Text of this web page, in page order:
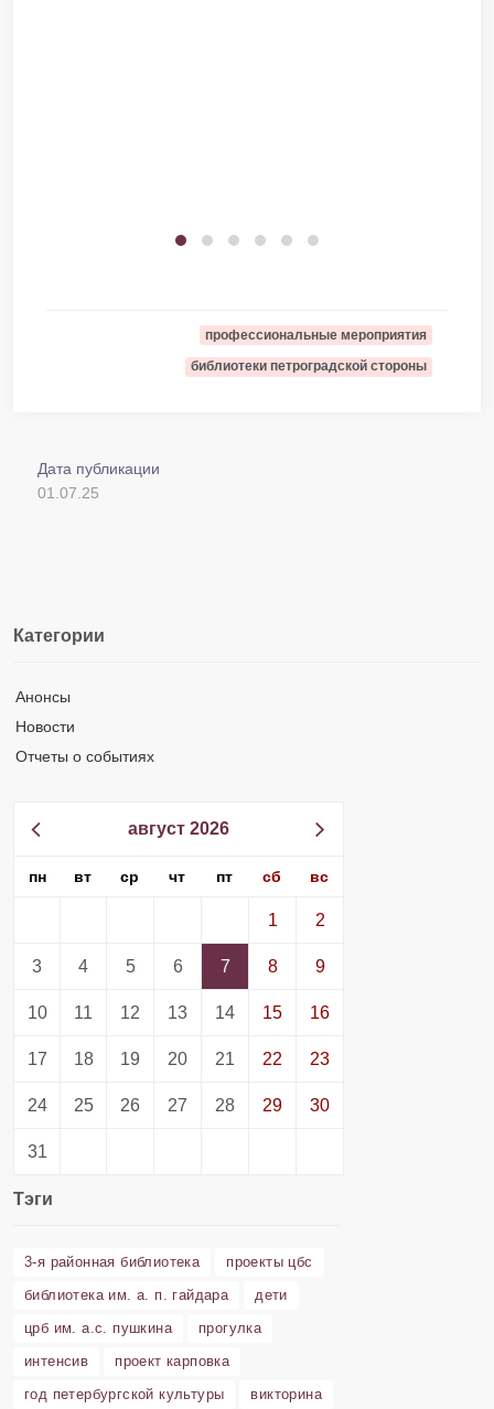
профессиональные мероприятия
библиотеки петроградской стороны
Дата публикации
01.07.25
Категории
Анонсы
Новости
Отчеты о событиях
август 2026
пн вт ср чт пт сб вс
1 2
3 4 5 6 7 8 9
10 11 12 13 14 15 16
17 18 19 20 21 22 23
24 25 26 27 28 29 30
31
Тэги
3-я районная библиотека
проекты цбс
библиотека им. а. п. гайдара
дети
црб им. а.с. пушкина
прогулка
интенсив
проект карповка
год петербургской культуры
викторина